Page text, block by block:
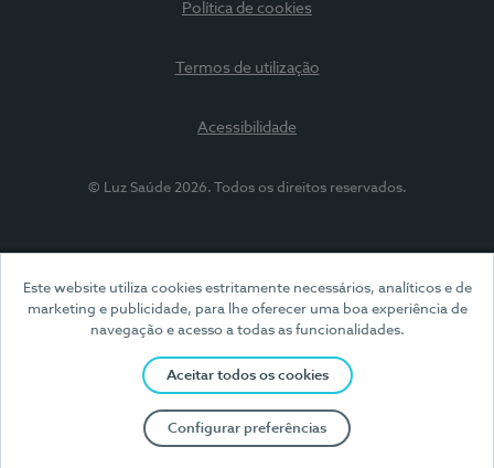
Este website utiliza cookies estritamente necessários, analíticos e de
marketing e publicidade, para lhe oferecer uma boa experiência de
navegação e acesso a todas as funcionalidades.
Aceitar todos os cookies
Configurar preferências
Política de cookies
Termos de utilização
Acessibilidade
© Luz Saúde 2026. Todos os direitos reservados.